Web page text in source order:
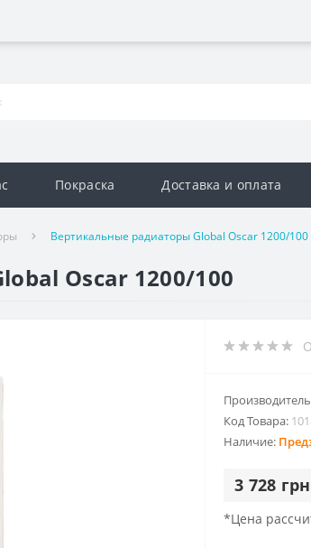
Покраска Доставка и оплата
Вертикальные радиаторы Global Oscar 1200/100
Oscar 1200/100
Код Товара:
Наличие:
3 728 грн
*Цена